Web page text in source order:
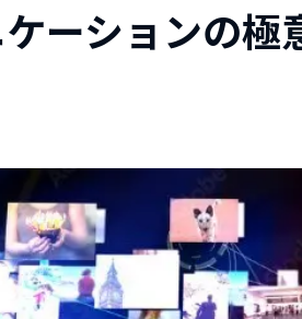
ーションの極